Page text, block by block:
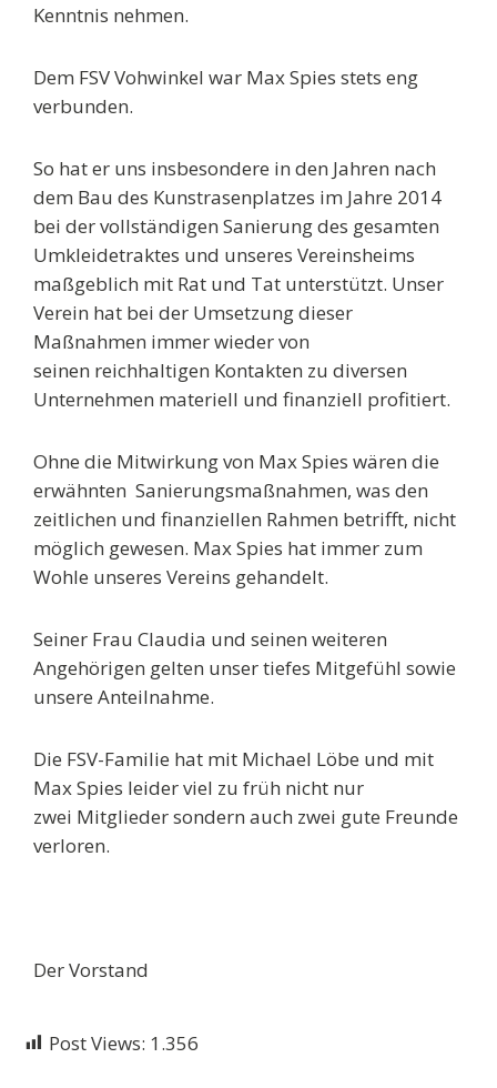
Kenntnis nehmen.
Dem FSV Vohwinkel war Max Spies stets eng
verbunden.
So hat er uns insbesondere in den Jahren nach
dem Bau des Kunstrasenplatzes im Jahre 2014
bei der vollständigen Sanierung des gesamten
Umkleidetraktes und unseres Vereinsheims
maßgeblich mit Rat und Tat unterstützt. Unser
Verein hat bei der Umsetzung dieser
Maßnahmen immer wieder von
seinen reichhaltigen Kontakten zu diversen
Unternehmen materiell und finanziell profitiert.
Ohne die Mitwirkung von Max Spies wären die
erwähnten Sanierungsmaßnahmen, was den
zeitlichen und finanziellen Rahmen betrifft, nicht
möglich gewesen. Max Spies hat immer zum
Wohle unseres Vereins gehandelt.
Seiner Frau Claudia und seinen weiteren
Angehörigen gelten unser tiefes Mitgefühl sowie
unsere Anteilnahme.
Die FSV-Familie hat mit Michael Löbe und mit
Max Spies leider viel zu früh nicht nur
zwei Mitglieder sondern auch zwei gute Freunde
verloren.
Der Vorstand
Post Views: 1.356